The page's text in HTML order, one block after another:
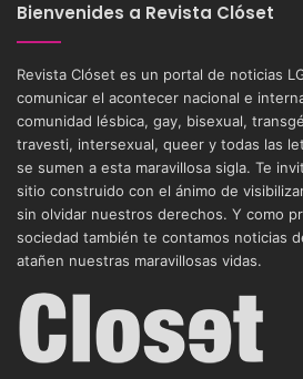
Bienvenides a Revista Clóset
Revista Clóset es un portal de noticias
comunicar el acontecer nacional e
comunidad lésbica, gay, bisexual,
travesti, intersexual, queer y todas las
se sumen a esta maravillosa sigla. Te
sitio construido con el ánimo de
sin olvidar nuestros derechos. Y como
sociedad también te contamos noticias
atañen nuestras maravillosas vidas.